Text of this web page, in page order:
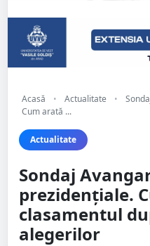
Acasă • Actualitate •
Cum arată ...
Actualitate
Sondaj
prezidențiale.
clasamentul
alegerilor